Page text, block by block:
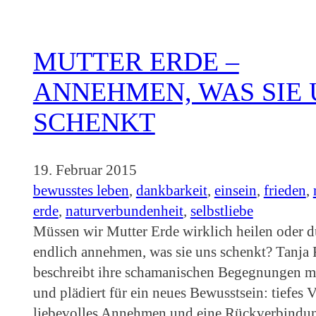
MUTTER ERDE –
ANNEHMEN, WAS SIE
SCHENKT
19. Februar 2015
bewusstes leben, dankbarkeit, einsein, frieden,
erde, naturverbundenheit, selbstliebe
Müssen wir Mutter Erde wirklich heilen oder
endlich annehmen, was sie uns schenkt? Tanja
beschreibt ihre schamanischen Begegnungen
und plädiert für ein neues Bewusstsein: tiefes